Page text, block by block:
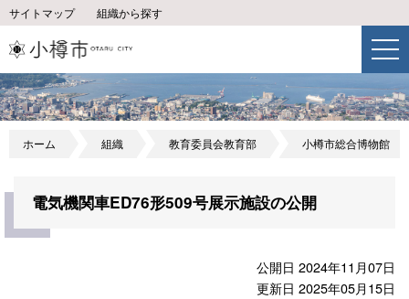
サイトマップ 組織から探す
ホーム 組織 教育委員会教育部 小樽市総合博物館
電気機関車ED76形509号展示施設の公開
公開日 2024年11月07日
更新日 2025年05月15日